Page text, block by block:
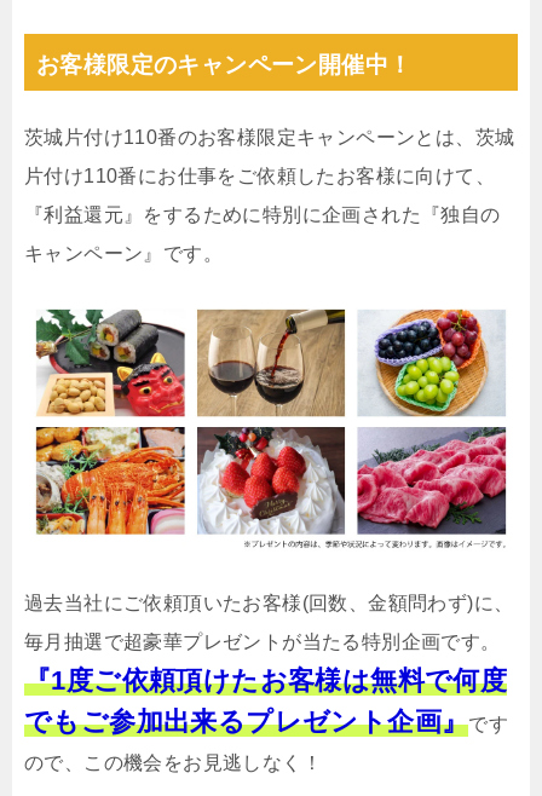
お客様限定のキャンペーン開催中！
茨城片付け110番のお客様限定キャンペーンとは、茨城
片付け110番にお仕事をご依頼したお客様に向けて、
『利益還元』をするために特別に企画された『独自の
キャンペーン』です。
過去当社にご依頼頂いたお客様(回数、金額問わず)に、
毎月抽選で超豪華プレゼントが当たる特別企画です。
『1度ご依頼頂けたお客様は無料で何度
でもご参加出来るプレゼント企画』です
ので、この機会をお見逃しなく！